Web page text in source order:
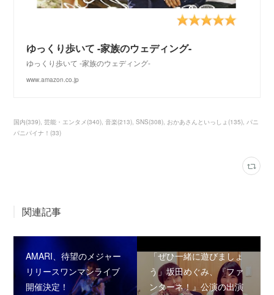
ゆっくり歩いて -家族のウェディング-
ゆっくり歩いて -家族のウェディング-
www.amazon.co.jp
国内(339) 芸能・エンタメ (340) 音楽(213) SNS(308) おかあさんといっしょ (135) パニ
パニパイナ！ (33)
関連記事
AMARI、待望のメジャー
リリースワンマンライブ
開催決定！
「ぜひ一緒に遊びましょ
う」坂田めぐみ、『ファ
ンターネ！』公演の出演